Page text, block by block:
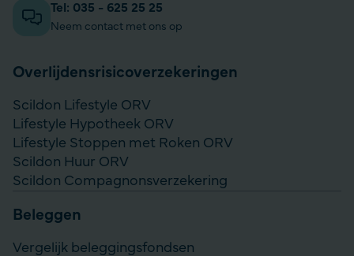
Tel: 035 - 625 25 25
Neem contact met ons op
Overlijdensrisico­­verzekeringen
Scildon Lifestyle ORV
Lifestyle Hypotheek ORV
Lifestyle Stoppen met Roken ORV
Scildon Huur ORV
Scildon Compagnonsverzekering
Beleggen
Vergelijk beleggingsfondsen